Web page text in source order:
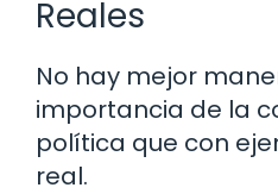
Reales
No hay mejor
importancia de la
política que con
real.